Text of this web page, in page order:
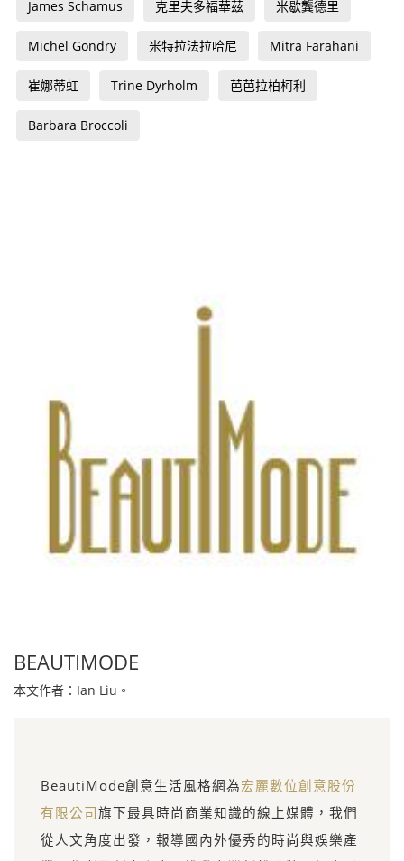
James Schamus 克里夫多福華茲 米歇龔德里
Michel Gondry 米特拉法拉哈尼 Mitra Farahani
崔娜蒂虹 Trine Dyrholm 芭芭拉柏柯利
Barbara Broccoli
BEAUTIMODE
本文作者：Ian Liu。
BeautiMode創意生活風格網為宏麗數位創意股份
有限公司旗下最具時尚商業知識的線上媒體，我們
從人文角度出發，報導國內外優秀的時尚與娛樂產